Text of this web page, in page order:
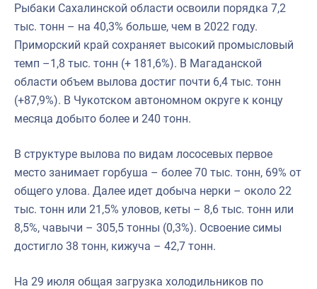
Рыбаки Сахалинской области освоили порядка 7,2
тыс. тонн – на 40,3% больше, чем в 2022 году.
Приморский край сохраняет высокий промысловый
темп –1,8 тыс. тонн (+ 181,6%). В Магаданской
области объем вылова достиг почти 6,4 тыс. тонн
(+87,9%). В Чукотском автономном округе к концу
месяца добыто более и 240 тонн.
В структуре вылова по видам лососевых первое
место занимает горбуша – более 70 тыс. тонн, 69% от
общего улова. Далее идет добыча нерки – около 22
тыс. тонн или 21,5% уловов, кеты – 8,6 тыс. тонн или
8,5%, чавычи – 305,5 тонны (0,3%). Освоение симы
достигло 38 тонн, кижуча – 42,7 тонн.
На 29 июля общая загрузка холодильников по